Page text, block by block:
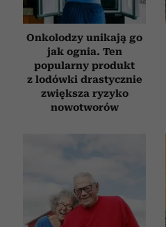
Onkolodzy unikają go
jak ognia. Ten
popularny produkt
z lodówki drastycznie
zwiększa ryzyko
nowotworów